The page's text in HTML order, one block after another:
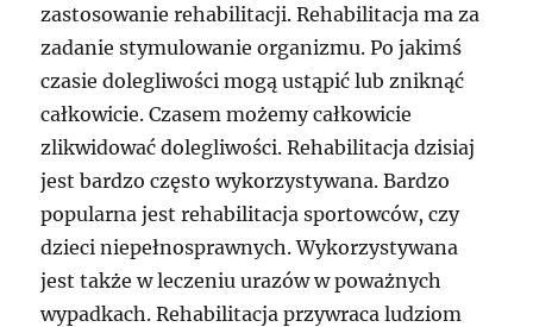
zastosowanie rehabilitacji. Rehabilitacja ma za
zadanie stymulowanie organizmu. Po jakimś
czasie dolegliwości mogą ustąpić lub zniknąć
całkowicie. Czasem możemy całkowicie
zlikwidować dolegliwości. Rehabilitacja dzisiaj
jest bardzo często wykorzystywana. Bardzo
popularna jest rehabilitacja sportowców, czy
dzieci niepełnosprawnych. Wykorzystywana
jest także w leczeniu urazów w poważnych
wypadkach. Rehabilitacja przywraca ludziom